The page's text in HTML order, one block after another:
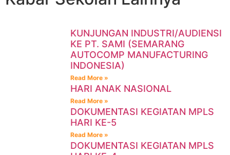
KUNJUNGAN INDUSTRI/AUDIENSI
KE PT. SAMI (SEMARANG
AUTOCOMP MANUFACTURING
INDONESIA)
Read More »
HARI ANAK NASIONAL
Read More »
DOKUMENTASI KEGIATAN MPLS
HARI KE-5
Read More »
DOKUMENTASI KEGIATAN MPLS